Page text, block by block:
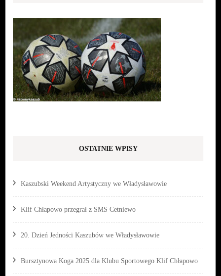
OSTATNIE WPISY
Kaszubski Weekend Artystyczny we Władysławowie
Klif Chłapowo przegrał z SMS Cetniewo
20. Dzień Jedności Kaszubów we Władysławowie
Bursztynowa Koga 2025 dla Klubu Sportowego Klif Chłapowo